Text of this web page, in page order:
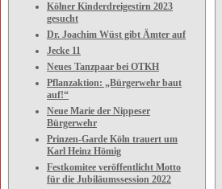
Kölner Kinderdreigestirn 2023
gesucht
Dr. Joachim Wüst gibt Ämter auf
Jecke 11
Neues Tanzpaar bei OTKH
Pflanzaktion: „Bürgerwehr baut
auf!“
Neue Marie der Nippeser
Bürgerwehr
Prinzen-Garde Köln trauert um
Karl Heinz Hömig
Festkomitee veröffentlicht Motto
für die Jubiläumssession 2022